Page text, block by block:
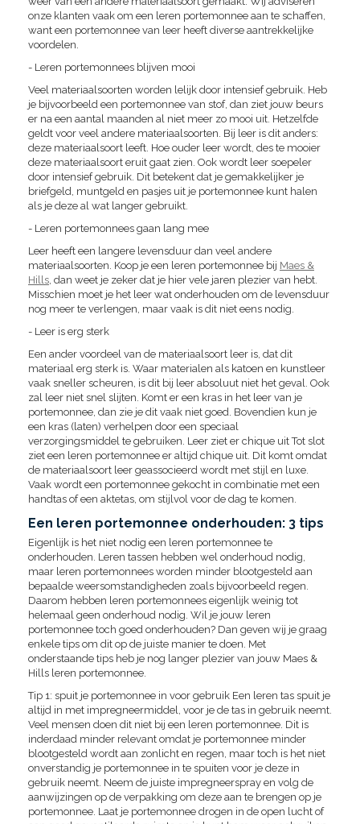
onze klanten vaak om een leren portemonnee aan te schaffen,
want een portemonnee van leer heeft diverse aantrekkelijke
voordelen.
- Leren portemonnees blijven mooi
Veel materiaalsoorten worden lelijk door intensief gebruik. Heb
je bijvoorbeeld een portemonnee van stof, dan ziet jouw beurs
er na een aantal maanden al niet meer zo mooi uit. Hetzelfde
geldt voor veel andere materiaalsoorten. Bij leer is dit anders:
deze materiaalsoort leeft. Hoe ouder leer wordt, des te mooier
deze materiaalsoort eruit gaat zien. Ook wordt leer soepeler
door intensief gebruik. Dit betekent dat je gemakkelijker je
briefgeld, muntgeld en pasjes uit je portemonnee kunt halen
als je deze al wat langer gebruikt.
- Leren portemonnees gaan lang mee
Leer heeft een langere levensduur dan veel andere
materiaalsoorten. Koop je een leren portemonnee bij Maes &
Hills, dan weet je zeker dat je hier vele jaren plezier van hebt.
Misschien moet je het leer wat onderhouden om de levensduur
nog meer te verlengen, maar vaak is dit niet eens nodig.
- Leer is erg sterk
Een ander voordeel van de materiaalsoort leer is, dat dit
materiaal erg sterk is. Waar materialen als katoen en kunstleer
vaak sneller scheuren, is dit bij leer absoluut niet het geval. Ook
zal leer niet snel slijten. Komt er een kras in het leer van je
portemonnee, dan zie je dit vaak niet goed. Bovendien kun je
een kras (laten) verhelpen door een speciaal
verzorgingsmiddel te gebruiken. Leer ziet er chique uit Tot slot
ziet een leren portemonnee er altijd chique uit. Dit komt omdat
de materiaalsoort leer geassocieerd wordt met stijl en luxe.
Vaak wordt een portemonnee gekocht in combinatie met een
handtas of een aktetas, om stijlvol voor de dag te komen.
Een leren portemonnee onderhouden: 3 tips
Eigenlijk is het niet nodig een leren portemonnee te
onderhouden. Leren tassen hebben wel onderhoud nodig,
maar leren portemonnees worden minder blootgesteld aan
bepaalde weersomstandigheden zoals bijvoorbeeld regen.
Daarom hebben leren portemonnees eigenlijk weinig tot
helemaal geen onderhoud nodig. Wil je jouw leren
portemonnee toch goed onderhouden? Dan geven wij je graag
enkele tips om dit op de juiste manier te doen. Met
onderstaande tips heb je nog langer plezier van jouw Maes &
Hills leren portemonnee.
Tip 1: spuit je portemonnee in voor gebruik Een leren tas spuit je
altijd in met impregneermiddel, voor je de tas in gebruik neemt.
Veel mensen doen dit niet bij een leren portemonnee. Dit is
inderdaad minder relevant omdat je portemonnee minder
blootgesteld wordt aan zonlicht en regen, maar toch is het niet
onverstandig je portemonnee in te spuiten voor je deze in
gebruik neemt. Neem de juiste impregneerspray en volg de
aanwijzingen op de verpakking om deze aan te brengen op je
portemonnee. Laat je portemonnee drogen in de open lucht of